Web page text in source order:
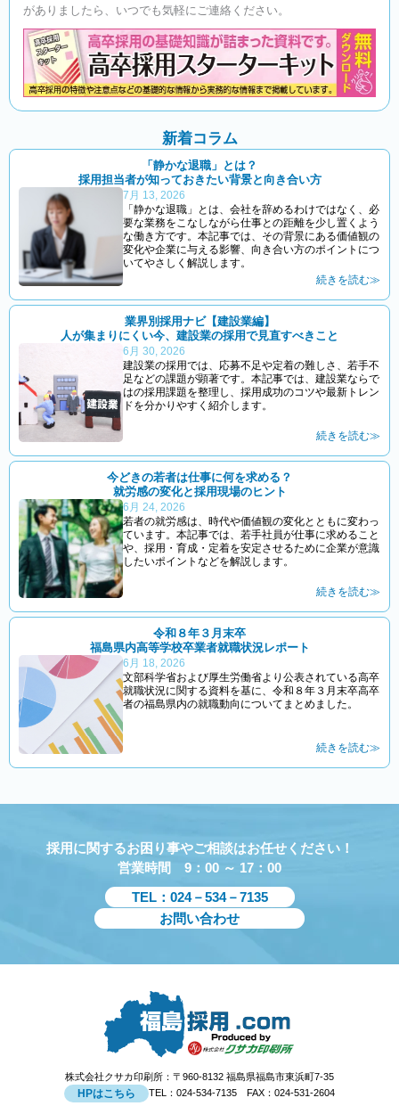
がありましたら、いつでも気軽にご連絡ください。
新着コラム
「静かな退職」とは？
採用担当者が知っておきたい背景と向き合い方
7月 13, 2026
「静かな退職」とは、会社を辞めるわけではなく、必
要な業務をこなしながら仕事との距離を少し置くよう
な働き方です。本記事では、その背景にある価値観の
変化や企業に与える影響、向き合い方のポイントにつ
いてやさしく解説します。
続きを読む≫
業界別採用ナビ【建設業編】
人が集まりにくい今、建設業の採用で見直すべきこと
6月 30, 2026
建設業の採用では、応募不足や定着の難しさ、若手不
足などの課題が顕著です。本記事では、建設業ならで
はの採用課題を整理し、採用成功のコツや最新トレン
ドを分かりやすく紹介します。
続きを読む≫
今どきの若者は仕事に何を求める？
就労感の変化と採用現場のヒント
6月 24, 2026
若者の就労感は、時代や価値観の変化とともに変わっ
ています。本記事では、若手社員が仕事に求めること
や、採用・育成・定着を安定させるために企業が意識
したいポイントなどを解説します。
続きを読む≫
令和８年３月末卒
福島県内高等学校卒業者就職状況レポート
6月 18, 2026
文部科学省および厚生労働省より公表されている高卒
就職状況に関する資料を基に、令和８年３月末卒高卒
者の福島県内の就職動向についてまとめました。
続きを読む≫
採用に関するお困り事やご相談はお任せください！
営業時間 9：00 ～ 17：00
TEL：024－534－7135
お問い合わせ
株式会社クサカ印刷所：〒960-8132 福島県福島市東浜町7-35
HPはこちら TEL：024-534-7135 FAX：024-531-2604